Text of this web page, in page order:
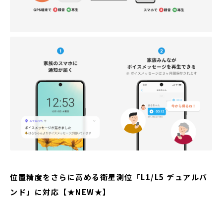
位置精度をさらに高める衛星測位「L1/L5 デュアルバ
ンド」に対応【★NEW★】